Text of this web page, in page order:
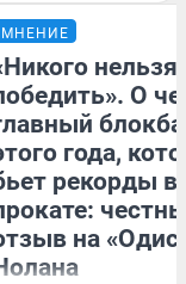
МНЕНИЕ
нельзя
О
года,
рекорды в
на